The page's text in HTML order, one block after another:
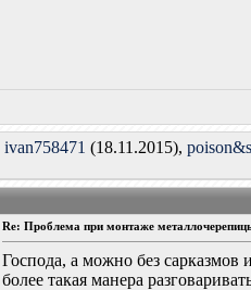
ivan758471 (18.11.2015),
Re: Проблема при монтаже
Господа, а можно без
более такая манера